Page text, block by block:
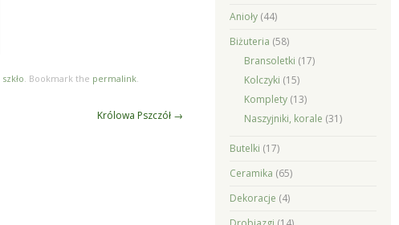
szkło. Bookmark the permalink.
Królowa Pszczół →
Anioły(44)
Biżuteria (58)
Bransoletki (17)
Kolczyki (15)
Komplety(13)
Naszyjniki, korale (31)
Butelki (17)
Ceramika (65)
Dekoracje (4)